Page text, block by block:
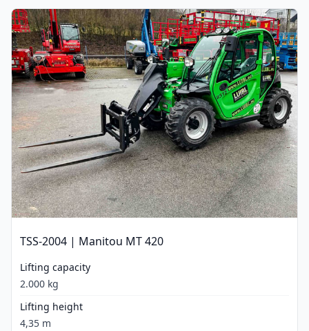
TSS-2004 | Manitou MT 420
Lifting capacity
2.000 kg
Lifting height
4,35 m